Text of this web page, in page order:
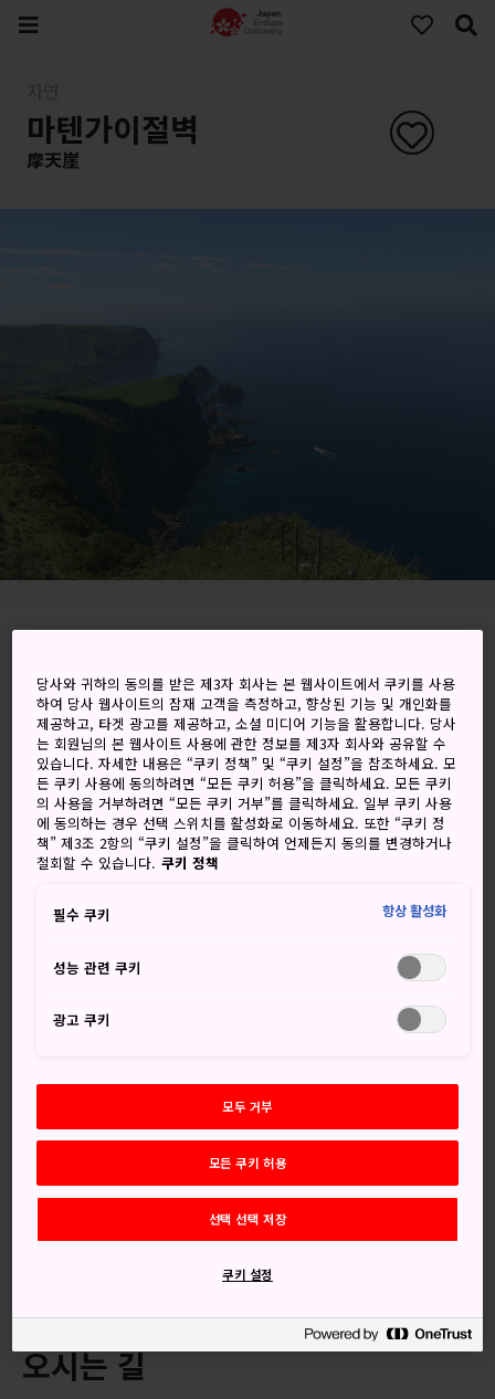
마텐가이절벽
摩天崖
Google 지도에서 보기
환승 정보 받기
키워드 지도
환상적인 해안가에 자리한 감탄을
벽은 수백만 년에 걸친 침식 작용에 의해 형성된 곳으로
오키
간단한 정보
구니가 해변을 따라 이어지는 산책로의 멋진 장관
석양 명소로 유명한 절벽의 주차장
절벽 꼭대기에서 아래의 해변까지 이어지는 2.5km의 경사
오시는 길
당사와 귀하의 동의를 받은 제3자 회사는 본 웹사이트에서 쿠키를 사용
하여 당사 웹사이트의 잠재 고객을 측정하고, 향상된 기능 및 개인화를
제공하고, 타겟 광고를 제공하고, 소셜 미디어 기능을 활용합니다. 당사
는 회원님의 본 웹사이트 사용에 관한 정보를 제3자 회사와 공유할 수
있습니다. 자세한 내용은 “쿠키 정책” 및 “쿠키 설정”을 참조하세요. 모
든 쿠키 사용에 동의하려면 “모든 쿠키 허용”을 클릭하세요. 모든 쿠키
의 사용을 거부하려면 “모든 쿠키 거부”를 클릭하세요. 일부 쿠키 사용
에 동의하는 경우 선택 스위치를 활성화로 이동하세요. 또한 “쿠키 정
책” 제3조 2항의 “쿠키 설정”을 클릭하여 언제든지 동의를 변경하거나
철회할 수 있습니다. 쿠키 정책
필수 쿠키 항상 활성화
성능 관련 쿠키
광고 쿠키
모두 거부
모든 쿠키 허용
선택 선택 저장
쿠키 설정